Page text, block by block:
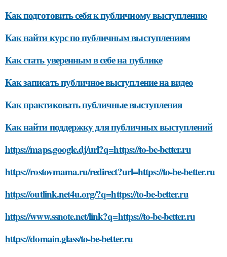
Как подготовить себя к публичному выступлению
Как найти курс по публичным выступлениям
Как стать уверенным в себе на публике
Как записать публичное выступление на видео
Как практиковать публичные выступления
Как найти поддержку для публичных выступлений
https://maps.google.dj/url?q=https://to-be-better.ru
https://rostovmama.ru/redirect?url=https://to-be-better.ru
https://outlink.net4u.org/?q=https://to-be-better.ru
https://www.ssnote.net/link?q=https://to-be-better.ru
https://domain.glass/to-be-better.ru